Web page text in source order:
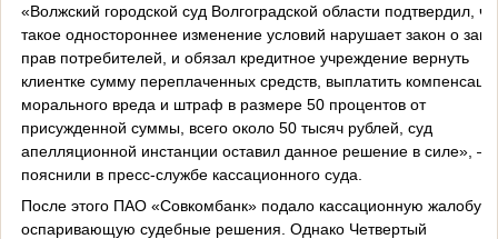
«Волжский городской суд Волгоградской области подтвердил,
такое одностороннее изменение условий нарушает закон о
прав потребителей, и обязал кредитное учреждение вернуть
клиентке сумму переплаченных средств, выплатить
морального вреда и штраф в размере 50 процентов от
присужденной суммы, всего около 50 тысяч рублей, суд
апелляционной инстанции оставил данное решение в силе», —
пояснили в пресс-службе кассационного суда.
После этого ПАО «Совкомбанк» подало кассационную жалобу,
оспаривающую судебные решения. Однако Четвертый